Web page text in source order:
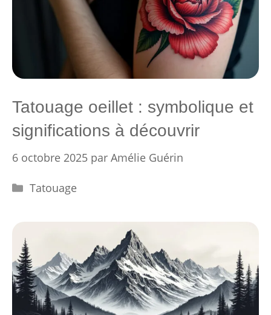
Tatouage oeillet : symbolique et
significations à découvrir
6 octobre 2025 par Amélie Guérin
Catégories
Tatouage